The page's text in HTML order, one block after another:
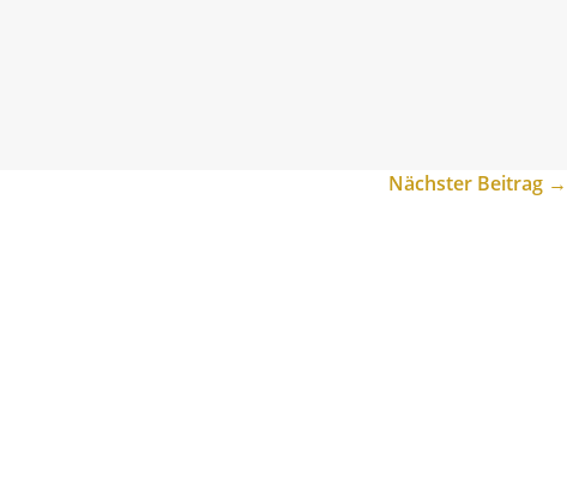
Nächster Beitrag →